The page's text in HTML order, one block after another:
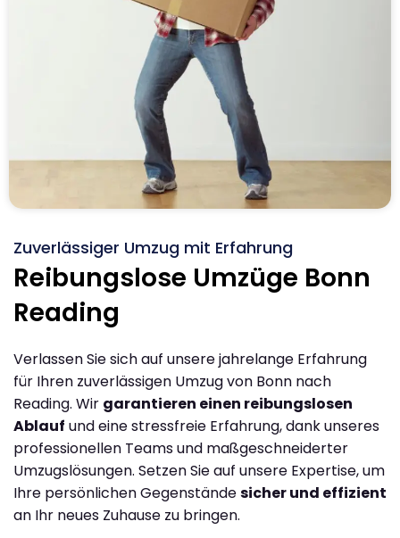
Zuverlässiger Umzug mit Erfahrung
Reibungslose Umzüge Bonn
Reading
Verlassen Sie sich auf unsere jahrelange Erfahrung
für Ihren zuverlässigen Umzug von Bonn nach
Reading. Wir garantieren einen reibungslosen
Ablauf und eine stressfreie Erfahrung, dank unseres
professionellen Teams und maßgeschneiderter
Umzugslösungen. Setzen Sie auf unsere Expertise, um
Ihre persönlichen Gegenständesicher und effizient
an Ihr neues Zuhause zu bringen.